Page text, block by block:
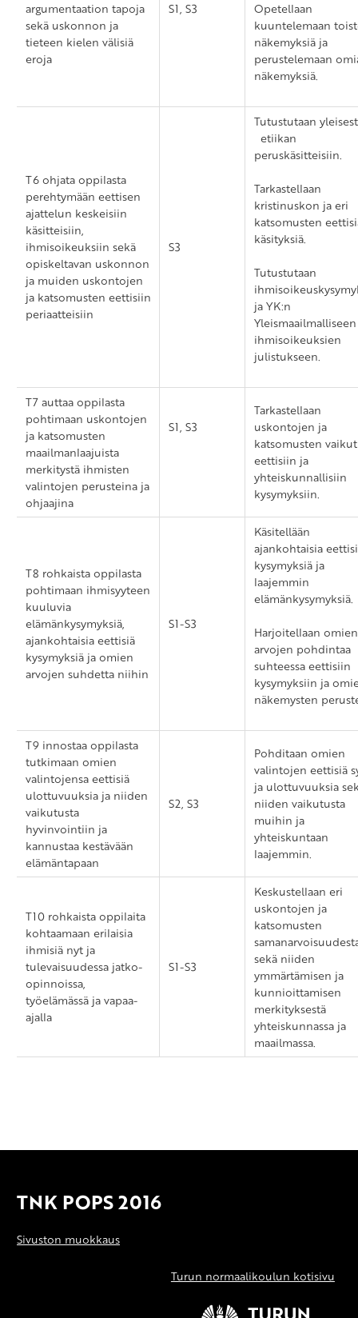
argumentaation tapoja
sekä uskonnon ja
tieteen kielen välisiä
eroja
S1, S3
Opetellaan
kuuntelemaan
näkemyksiä ja
perustelemaan
näkemyksiä.
T6 ohjata oppilasta
perehtymään eettisen
ajattelun keskeisiin
käsitteisiin,
ihmisoikeuksiin sekä
opiskeltavan uskonnon
ja muiden uskontojen
ja katsomusten eettisiin
periaatteisiin
S3
Tutustutaan
etiikan
peruskäsitteisiin.
Tarkastellaan
kristinuskon ja eri
katsomusten
käsityksiä.
Tutustutaan
ja YK:n
Yleismaailmalliseen
ihmisoikeuksien
julistukseen.
T7 auttaa oppilasta
pohtimaan uskontojen
ja katsomusten
maailmanlaajuista
merkitystä ihmisten
valintojen perusteina ja
ohjaajina
S1, S3
Tarkastellaan
uskontojen ja
katsomusten
eettisiin ja
yhteiskunnallisiin
kysymyksiin.
T8 rohkaista oppilasta
pohtimaan ihmisyyteen
kuuluvia
elämänkysymyksiä,
ajankohtaisia eettisiä
kysymyksiä ja omien
arvojen suhdetta niihin
S1-S3
Käsitellään
ajankohtaisia
kysymyksiä ja
laajemmin
elämänkysymyksiä.
Harjoitellaan omien
arvojen pohdintaa
suhteessa eettisiin
kysymyksiin ja
näkemysten
T9 innostaa oppilasta
tutkimaan omien
valintojensa eettisiä
ulottuvuuksia ja niiden
vaikutusta
hyvinvointiin ja
kannustaa kestävään
elämäntapaan
S2, S3
Pohditaan omien
valintojen eettisiä
ja ulottuvuuksia
niiden vaikutusta
muihin ja
yhteiskuntaan
laajemmin.
T10 rohkaista oppilaita
kohtaamaan erilaisia
ihmisiä nyt ja
tulevaisuudessa jatko-
opinnoissa,
työelämässä ja vapaa-
ajalla
S1-S3
Keskustellaan eri
uskontojen ja
katsomusten
sekä niiden
ymmärtämisen ja
kunnioittamisen
merkityksestä
yhteiskunnassa ja
maailmassa.
TNK POPS 2016
Sivuston muokkaus
Turun normaalikoulun kotisivu